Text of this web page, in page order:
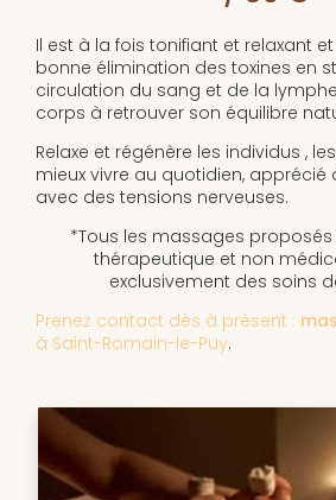
Il est à la fois tonifiant et relaxant
bonne élimination des toxines en
circulation du sang et de la
corps à retrouver son équilibre
Relaxe et régénère les individus ,
mieux vivre au quotidien,
avec des tensions nerveuses.
*Tous les massages
thérapeutique et non
exclusivement des soins
Prenez contact dès à présent :
à Saint-Romain-le-Puy.